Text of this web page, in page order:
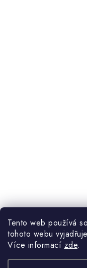
Tento web používá
tohoto webu
Více informací zde.